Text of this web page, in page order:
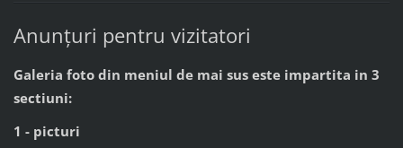
Anunțuri pentru vizitatori
Galeria foto din meniul de mai sus este impartita in 3
sectiuni:
1 - picturi